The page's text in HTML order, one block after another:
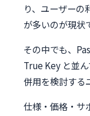
り、ユーザーの
が多いのが現状
その中でも、
True Key と並
併用を検討する
仕様・価格・サ